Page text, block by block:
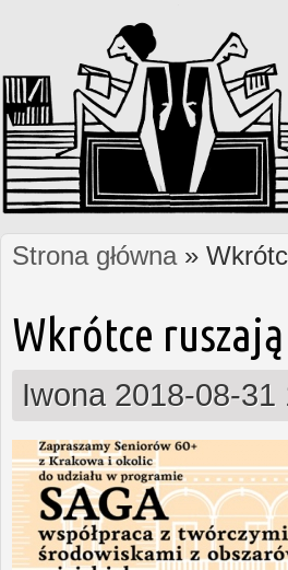
Jesteś tutaj
Strona główna»
Wkrótce
Iwona 2018-08-31